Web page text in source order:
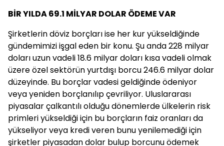
BİR YILDA 69.1 MİLYAR DOLAR ÖDEME VAR
Şirketlerin döviz borçları ise her kur yükseldiğinde
gündemimizi işgal eden bir konu. Şu anda 228 milyar
doları uzun vadeli 18.6 milyar doları kısa vadeli olmak
üzere özel sektörün yurtdışı borcu 246.6 milyar dolar
düzeyinde. Bu borçlar vadesi geldiğinde ödeniyor
veya yeniden borçlanılıp çevriliyor. Uluslararası
piyasalar çalkantılı olduğu dönemlerde ülkelerin risk
primleri yükseldiği için bu borçların faiz oranları da
yükseliyor veya kredi veren bunu yenilemediği için
şirketler piyasadan dolar bulup borcunu ödemek